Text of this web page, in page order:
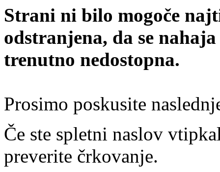
Strani ni bilo mogoče
odstranjena, da se
trenutno nedostopna.
Prosimo poskusite
Če ste spletni naslov
preverite črkovanje.